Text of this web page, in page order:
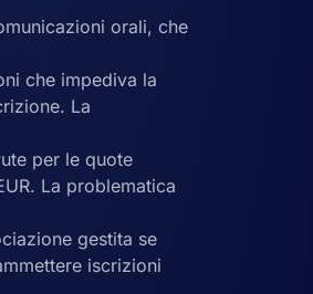
orali, che
che impediva la
La
per le quote
La problematica
gestita se
iscrizioni